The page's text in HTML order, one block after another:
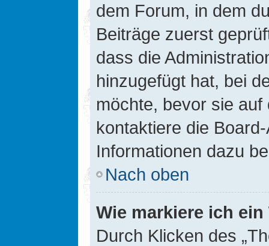
dem Forum, in dem
Beiträge zuerst
dass die
hinzugefügt hat, bei
möchte, bevor sie
kontaktiere die
Informationen dazu
Nach oben
Wie markiere ich
Durch Klicken des